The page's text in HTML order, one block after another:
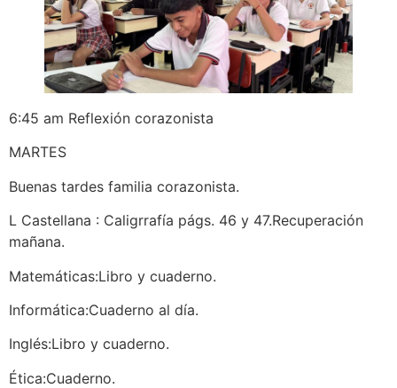
6:45 am Reflexión corazonista
MARTES
Buenas tardes familia corazonista.
L Castellana : Caligrrafía págs. 46 y 47.Recuperación
mañana.
Matemáticas:Libro y cuaderno.
Informática:Cuaderno al día.
Inglés:Libro y cuaderno.
Ética:Cuaderno.